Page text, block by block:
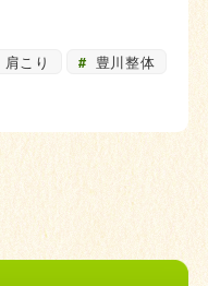
肩こり
豊川整体